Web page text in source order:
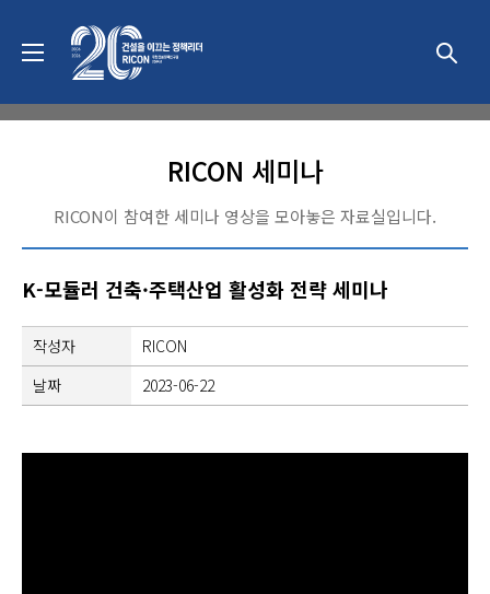
RICON 세미나
RICON이 참여한 세미나 영상을 모아놓은 자료실입니다.
K-모듈러 건축·주택산업 활성화 전략 세미나
작성자
RICON
날짜
2023-06-22